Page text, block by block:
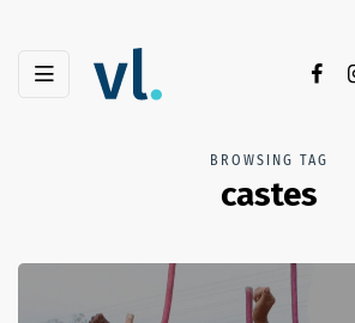
BROWSING TAG
castes